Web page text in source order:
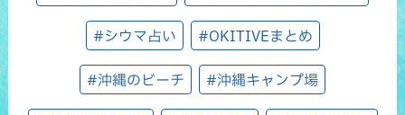
#シウマ占い #OKITIVEまとめ
#沖縄のビーチ #沖縄キャンプ場